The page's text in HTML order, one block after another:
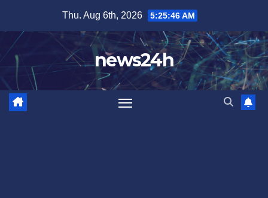
content
Thu. Aug 6th, 2026 5:25:48 AM
news24h